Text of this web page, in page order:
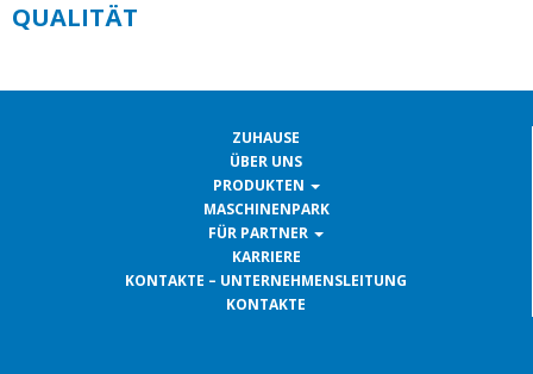
QUALITÄT
ZUHAUSE
ÜBER UNS
PRODUKTEN
MASCHINENPARK
FÜR PARTNER
KARRIERE
KONTAKTE – UNTERNEHMENSLEITUNG
KONTAKTE